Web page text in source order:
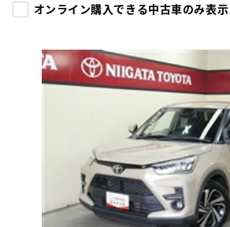
オンライン購入できる中古車のみ表示